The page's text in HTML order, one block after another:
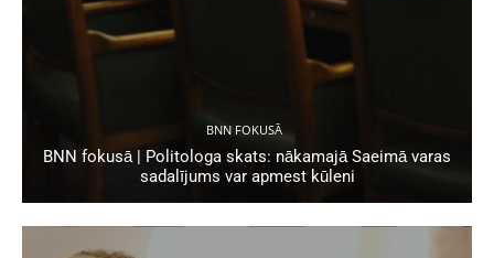
BNN FOKUSĀ
BNN fokusā | Politologa skats: nākamajā Saeimā varas
sadalījums var apmest kūleni